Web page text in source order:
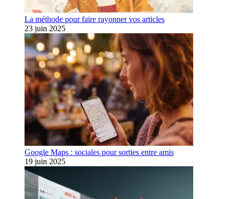
La méthode pour faire rayonner vos articles
23 juin 2025
Google Maps : sociales pour sorties entre amis
19 juin 2025